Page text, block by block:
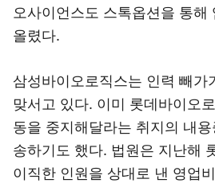
오사이언스도 스톡옵션을 통해
올렸다.
삼성바이오로직스는 인력 빼가
맞서고 있다. 이미 롯데바이오
동을 중지해달라는 취지의 내
송하기도 했다. 법원은 지난해
이직한 인원을 상대로 낸 영업